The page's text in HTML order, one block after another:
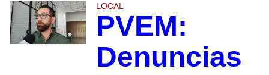
LOCAL
PVEM:
Denuncias